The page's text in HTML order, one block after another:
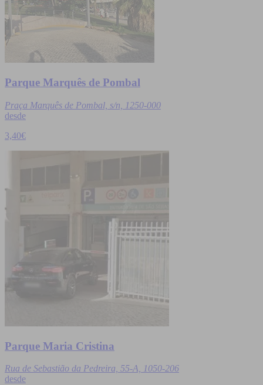
Parque Marquês de Pombal
Praça Marquês de Pombal, s/n, 1250-000
desde
3,40€
Parque Maria Cristina
Rua de Sebastião da Pedreira, 55-A, 1050-206
desde